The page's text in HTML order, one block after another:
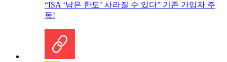
“ISA ‘남은 한도’ 사라질 수 있다” 기존 가입자 주
목!